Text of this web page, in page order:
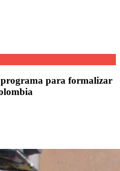
para formalizar